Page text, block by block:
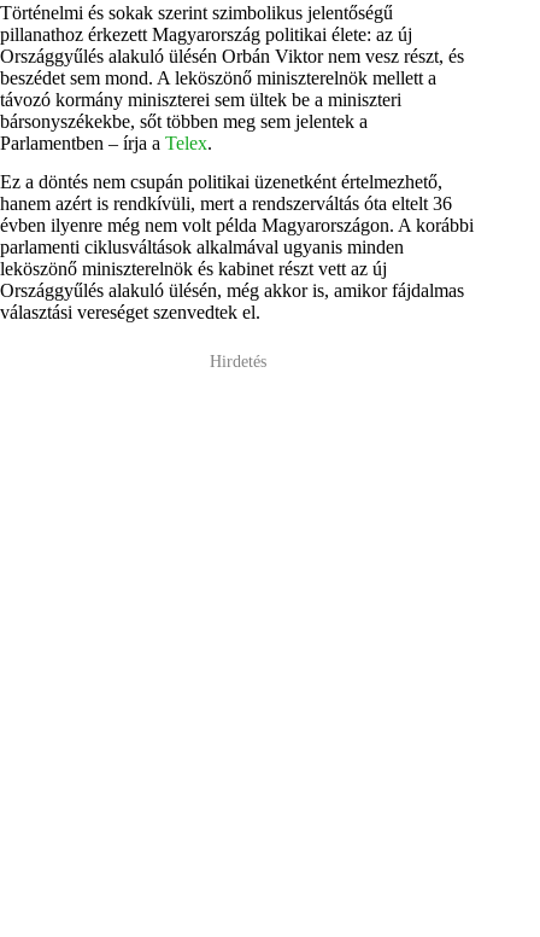
Történelmi és sokak szerint szimbolikus jelentőségű
pillanathoz érkezett Magyarország politikai élete: az új
Országgyűlés alakuló ülésén Orbán Viktor nem vesz részt, és
beszédet sem mond. A leköszönő miniszterelnök mellett a
távozó kormány miniszterei sem ültek be a miniszteri
bársonyszékekbe, sőt többen meg sem jelentek a
Parlamentben – írja a Telex.
Ez a döntés nem csupán politikai üzenetként értelmezhető,
hanem azért is rendkívüli, mert a rendszerváltás óta eltelt 36
évben ilyenre még nem volt példa Magyarországon. A korábbi
parlamenti ciklusváltások alkalmával ugyanis minden
leköszönő miniszterelnök és kabinet részt vett az új
Országgyűlés alakuló ülésén, még akkor is, amikor fájdalmas
választási vereséget szenvedtek el.
Hirdetés